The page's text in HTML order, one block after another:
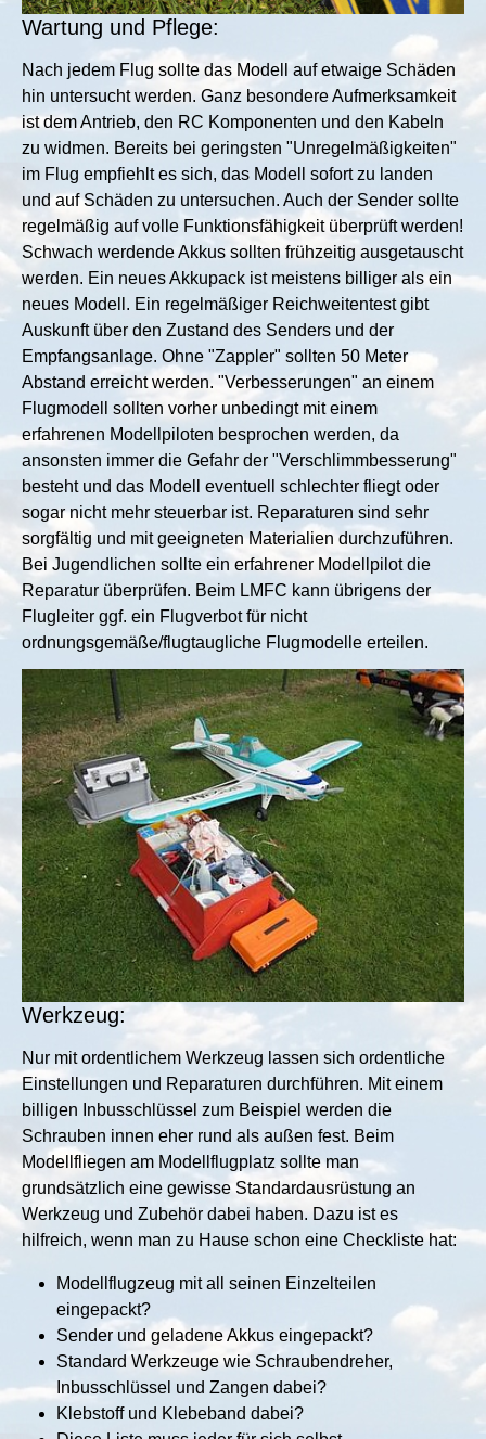
Wartung und Pflege:
Nach jedem Flug sollte das Modell auf etwaige Schäden
hin untersucht werden. Ganz besondere Aufmerksamkeit
ist dem Antrieb, den RC Komponenten und den Kabeln
zu widmen. Bereits bei geringsten "Unregelmäßigkeiten"
im Flug empfiehlt es sich, das Modell sofort zu landen
und auf Schäden zu untersuchen. Auch der Sender sollte
regelmäßig auf volle Funktionsfähigkeit überprüft werden!
Schwach werdende Akkus sollten frühzeitig ausgetauscht
werden. Ein neues Akkupack ist meistens billiger als ein
neues Modell. Ein regelmäßiger Reichweitentest gibt
Auskunft über den Zustand des Senders und der
Empfangsanlage. Ohne "Zappler" sollten 50 Meter
Abstand erreicht werden. "Verbesserungen" an einem
Flugmodell sollten vorher unbedingt mit einem
erfahrenen Modellpiloten besprochen werden, da
ansonsten immer die Gefahr der "Verschlimmbesserung"
besteht und das Modell eventuell schlechter fliegt oder
sogar nicht mehr steuerbar ist. Reparaturen sind sehr
sorgfältig und mit geeigneten Materialien durchzuführen.
Bei Jugendlichen sollte ein erfahrener Modellpilot die
Reparatur überprüfen. Beim LMFC kann übrigens der
Flugleiter ggf. ein Flugverbot für nicht
ordnungsgemäße/flugtaugliche Flugmodelle erteilen.
Show larger version for:
Werkzeug:
Nur mit ordentlichem Werkzeug lassen sich ordentliche
Einstellungen und Reparaturen durchführen. Mit einem
billigen Inbusschlüssel zum Beispiel werden die
Schrauben innen eher rund als außen fest. Beim
Modellfliegen am Modellflugplatz sollte man
grundsätzlich eine gewisse Standardausrüstung an
Werkzeug und Zubehör dabei haben. Dazu ist es
hilfreich, wenn man zu Hause schon eine Checkliste hat:
Modellflugzeug mit all seinen Einzelteilen
eingepackt?
Sender und geladene Akkus eingepackt?
Standard Werkzeuge wie Schraubendreher,
Inbusschlüssel und Zangen dabei?
Klebstoff und Klebeband dabei?